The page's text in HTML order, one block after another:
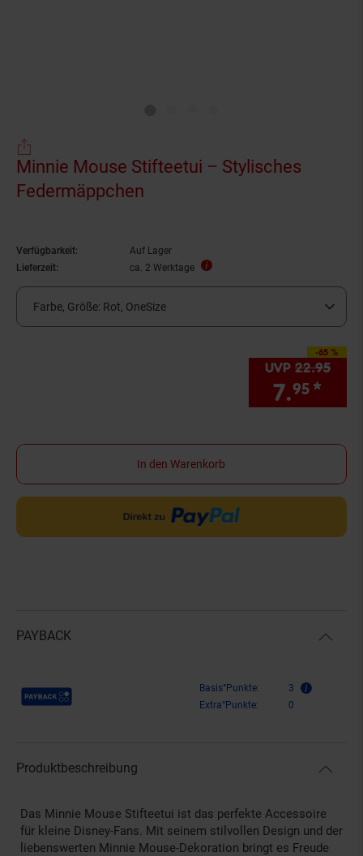
Minnie Mouse Stifteetui – Stylisches
Federmäppchen
Verfügbarkeit:
Auf Lager
Lieferzeit:
ca. 2 Werktage
Farbe, Größe: Rot, OneSize
-65 %
Sie Sparen 65
UVP 22.95
7.95 *
In den Warenkorb
PAYBACK
Payback Punkte Basis°Punkte:
3
Extra°Punkte:
0
Produktbeschreibung
Das Minnie Mouse Stifteetui ist das perfekte Accessoire
für kleine Disney-Fans. Mit seinem stilvollen Design und der
liebenswerten Minnie Mouse-Dekoration bringt es Freude